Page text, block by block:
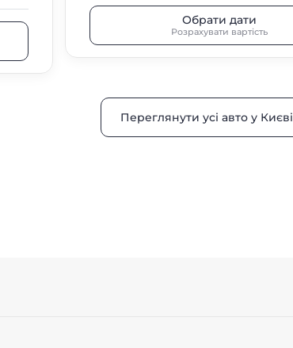
Обрати дати
Розрахувати вартість
Переглянути усі авто у Києві